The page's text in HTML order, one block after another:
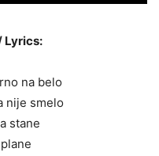
Lyrics:
na belo
nije smelo
stane